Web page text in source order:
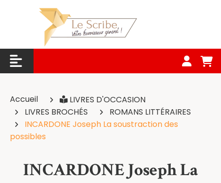
Accueil
LIVRES D'OCCASION
LIVRES BROCHÉS
ROMANS LITTÉRAIRES
INCARDONE Joseph La soustraction des
possibles
INCARDONE Joseph La